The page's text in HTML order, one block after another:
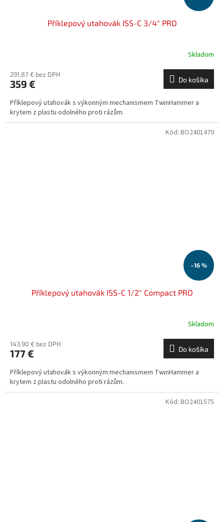
Příklepový utahovák ISS-C 3/4" PRO
Skladom
291,87 € bez DPH
359 € Do košíka
Příklepový utahovák s výkonným mechanismem TwinHammer a
krytem z plastu odolného proti rázům.
–16 %
Příklepový utahovák ISS-C 1/2" Compact PRO
Skladom
143,90 € bez DPH
177 € Do košíka
Příklepový utahovák s výkonným mechanismem TwinHammer a
krytem z plastu odolného proti rázům.
Kód: BO2401470
Kód: BO2401575